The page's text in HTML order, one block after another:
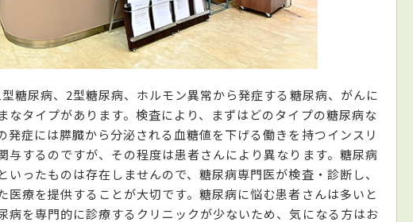
糖尿病、2型糖尿病、ホルモン異常から発症する糖尿病、がんに
なタイプがあります。検査により、まずはどのタイプの糖尿病な
発症には膵臓から分泌される血糖値を下げる働きを持つインスリ
与するのですが、その程度は患者さんにより異なります。糖尿病
ったものは存在しませんので、糖尿病専門医が検査・診断し、
医療を提供することが大切です。糖尿病に悩む患者さんは多いと
病を専門的に診療するクリニックが少ないため、気になる方はお